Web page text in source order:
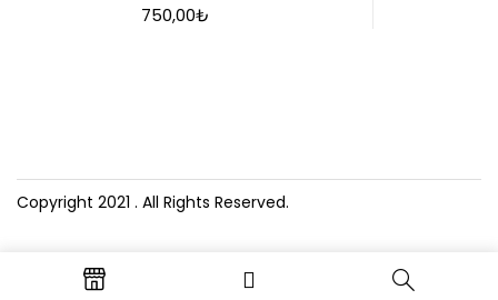
750,00₺
Copyright 2021 . All Rights Reserved.